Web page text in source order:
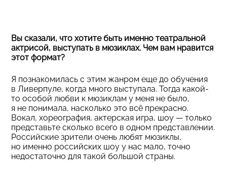
Вы сказали, что хотите быть именно театральной
актрисой, выступать в мюзиклах. Чем вам нравится
этот формат?
Я познакомилась с этим жанром еще до обучения
в Ливерпуле, когда много выступала. Тогда какой-
то особой любви к мюзиклам у меня не было,
я не понимала, насколько это всё прекрасно.
Вокал, хореография, актерская игра, шоу — только
представьте сколько всего в одном представлении.
Российские зрители очень любят мюзиклы,
но именно российских шоу у нас мало, точно
недостаточно для такой большой страны.